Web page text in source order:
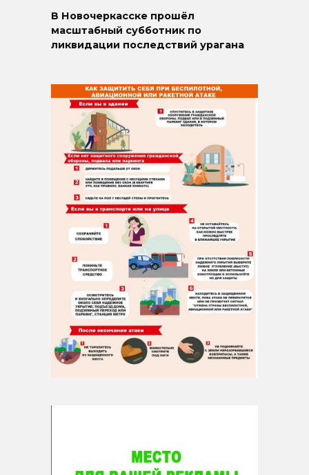
В Новочеркасске прошёл
масштабный субботник по
ликвидации последствий урагана